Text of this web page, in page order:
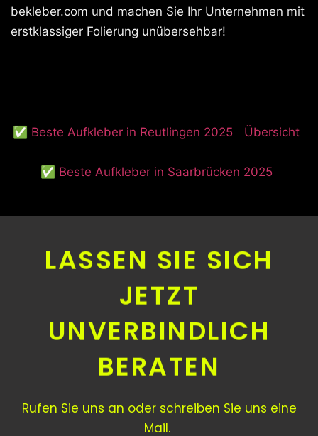
bekleber.com und machen Sie Ihr Unternehmen mit
erstklassiger Folierung unübersehbar!
✅ Beste Aufkleber in Reutlingen 2025 Übersicht
✅ Beste Aufkleber in Saarbrücken 2025
LASSEN SIE SICH
JETZT
UNVERBINDLICH
BERATEN
Rufen Sie uns an oder schreiben Sie uns eine
Mail.